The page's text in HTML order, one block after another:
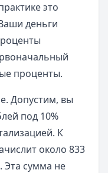
это
деньги
проценты.
Допустим, вы
под 10%
К
около 833
Эта сумма не